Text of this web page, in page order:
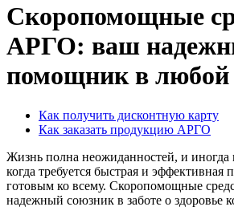
Скоропомощные
АРГО: ваш
помощник в любой
Как получить дисконтную карту
Как заказать продукцию АРГО
Жизнь полна неожиданностей, и иногда
когда требуется быстрая и
готовым ко всему. Скоропомощные
надежный союзник в заботе о здоровье